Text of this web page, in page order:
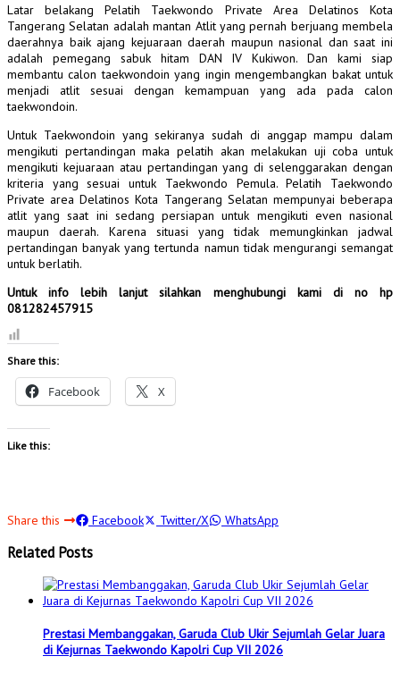
Latar belakang Pelatih Taekwondo Private Area Delatinos Kota
Tangerang Selatan adalah mantan Atlit yang pernah berjuang membela
daerahnya baik ajang kejuaraan daerah maupun nasional dan saat ini
adalah pemegang sabuk hitam DAN IV Kukiwon. Dan kami siap
membantu calon taekwondoin yang ingin mengembangkan bakat untuk
menjadi atlit sesuai dengan kemampuan yang ada pada calon
taekwondoin.
Untuk Taekwondoin yang sekiranya sudah di anggap mampu dalam
mengikuti pertandingan maka pelatih akan melakukan uji coba untuk
mengikuti kejuaraan atau pertandingan yang di selenggarakan dengan
kriteria yang sesuai untuk Taekwondo Pemula. Pelatih Taekwondo
Private area Delatinos Kota Tangerang Selatan mempunyai beberapa
atlit yang saat ini sedang persiapan untuk mengikuti even nasional
maupun daerah. Karena situasi yang tidak memungkinkan jadwal
pertandingan banyak yang tertunda namun tidak mengurangi semangat
untuk berlatih.
Untuk info lebih lanjut silahkan menghubungi kami di no hp
081282457915
Share this:
Facebook X
Like this:
Share this Facebook Twitter/X WhatsApp
Related Posts
Prestasi Membanggakan, Garuda Club Ukir Sejumlah Gelar Juara
di Kejurnas Taekwondo Kapolri Cup VII 2026